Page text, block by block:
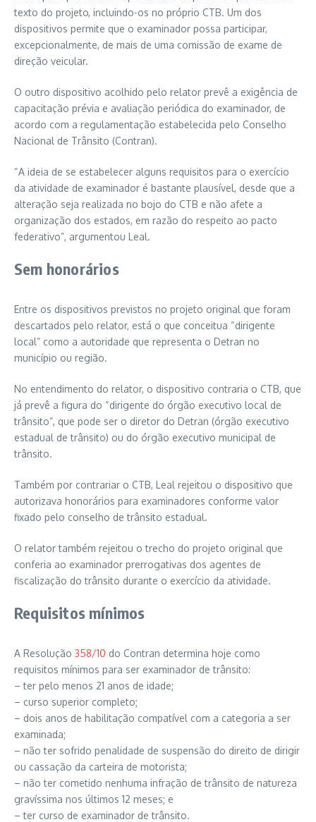
texto do projeto, incluindo-os no próprio CTB. Um dos
dispositivos permite que o examinador possa participar,
excepcionalmente, de mais de uma comissão de exame de
direção veicular.
O outro dispositivo acolhido pelo relator prevê a exigência de
capacitação prévia e avaliação periódica do examinador, de
acordo com a regulamentação estabelecida pelo Conselho
Nacional de Trânsito (Contran).
“A ideia de se estabelecer alguns requisitos para o exercício
da atividade de examinador é bastante plausível, desde que a
alteração seja realizada no bojo do CTB e não afete a
organização dos estados, em razão do respeito ao pacto
federativo”, argumentou Leal.
Sem honorários
Entre os dispositivos previstos no projeto original que foram
descartados pelo relator, está o que conceitua “dirigente
local” como a autoridade que representa o Detran no
município ou região.
No entendimento do relator, o dispositivo contraria o CTB, que
já prevê a figura do “dirigente do órgão executivo local de
trânsito”, que pode ser o diretor do Detran (órgão executivo
estadual de trânsito) ou do órgão executivo municipal de
trânsito.
Também por contrariar o CTB, Leal rejeitou o dispositivo que
autorizava honorários para examinadores conforme valor
fixado pelo conselho de trânsito estadual.
O relator também rejeitou o trecho do projeto original que
conferia ao examinador prerrogativas dos agentes de
fiscalização do trânsito durante o exercício da atividade.
Requisitos mínimos
A Resolução 358/10 do Contran determina hoje como
requisitos mínimos para ser examinador de trânsito:
– ter pelo menos 21 anos de idade;
– curso superior completo;
– dois anos de habilitação compatível com a categoria a ser
examinada;
– não ter sofrido penalidade de suspensão do direito de dirigir
ou cassação da carteira de motorista;
– não ter cometido nenhuma infração de trânsito de natureza
gravíssima nos últimos 12 meses; e
– ter curso de examinador de trânsito.